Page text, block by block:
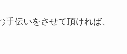
手伝いをさせて頂ければ、